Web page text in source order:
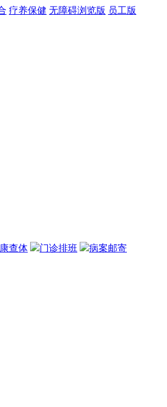
疗养保健 无障碍浏览版 员工版
查体 门诊排班 病案邮寄